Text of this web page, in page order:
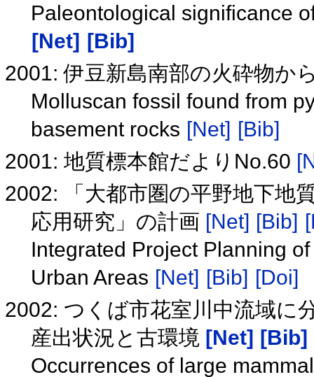
Paleontological significance
[Net] [Bib]
2001: 伊豆新島南部の火砕物か
Molluscan fossil found from
basement rocks [Net] [Bib]
2001: 地質標本館だよりNo.60
2002: 「大都市圏の平野地下地
応用研究」の計画 [Net] [Bib]
Integrated Project Planning
Urban Areas [Net] [Bib] [Doi]
2002: つくば市花室川中流域に
産出状況と古環境 [Net] [Bib]
Occurrences of large